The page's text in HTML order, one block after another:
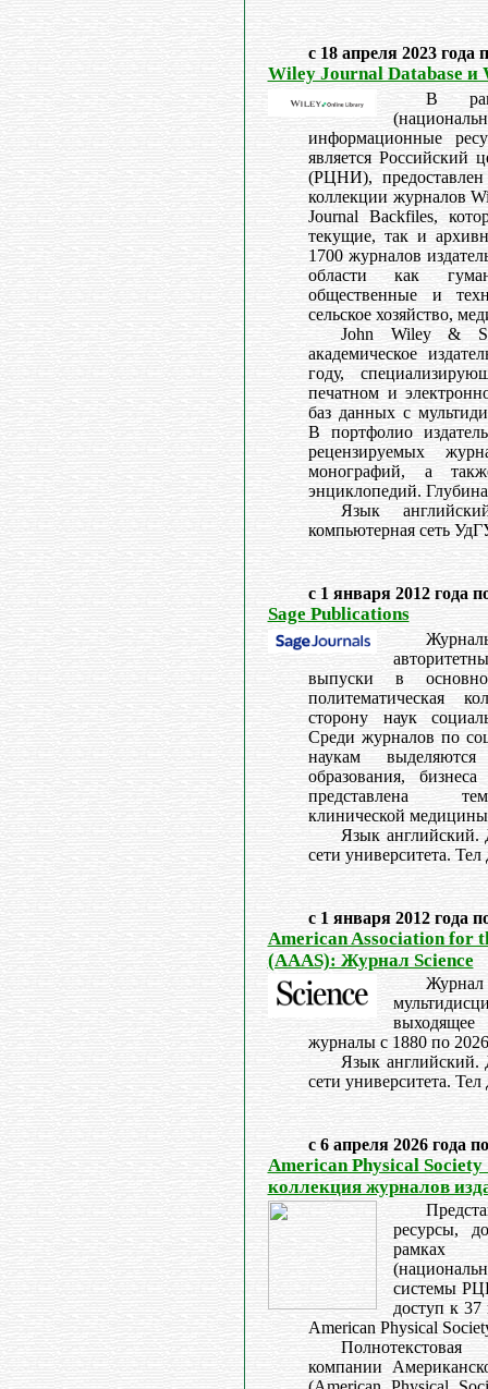
с 18 апреля 2023 года
Wiley Journal Database и
В
информационные
является Российский
(РЦНИ), предоставлен
коллекции журналов
Journal Backfiles,
текущие, так и
1700 журналов
области как
общественные и
сельское хозяйство,
John Wiley &
академическое
году,
печатном и
баз данных с
В портфолио
рецензируемых
монографий, а
энциклопедий.
Язык
компьютерная сеть
с 1 января 2012 года
Sage Publications
выпуски в
политематическая
сторону наук
Среди журналов по
наукам
образования,
представлена
клинической
Язык английский.
сети университета.
с 1 января 2012 года
American Association for
(AAAS): Журнал Science
журналы с 1880 по
Язык английский.
сети университета.
с 6 апреля 2026 года
American Physical
коллекция журналов
ресурсы,
рамках
системы
доступ к
American Physical
компании